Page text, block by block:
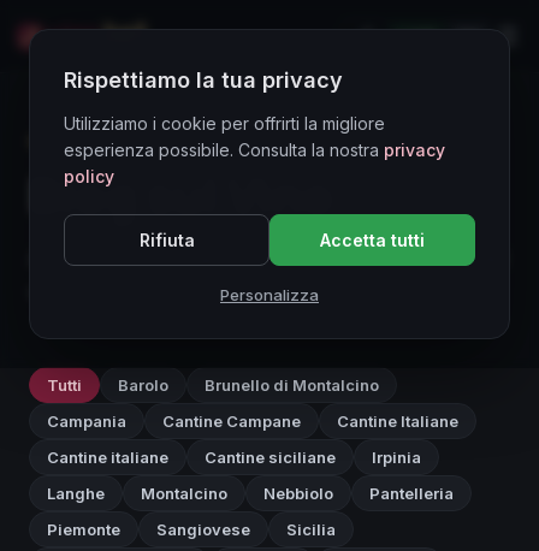
LIVE
Blog sul Vino
Articoli, analisi e approfondimenti sul mercato dei
Tutti Barolo
Brunello di Montalcino
Campania
Cantine Campane
Cantine Italiane
Cantine italiane
Cantine siciliane
Irpinia
Langhe
Montalcino Nebbiolo
Pantelleria
Piemonte
Sangiovese
Sicilia
Rispettiamo la tua privacy
Utilizziamo i cookie per offrirti la migliore
esperienza possibile. Consulta la nostra privacy
policy
Rifiuta Accetta tutti
Personalizza